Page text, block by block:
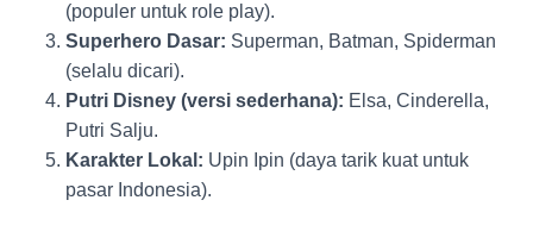
(populer untuk role play).
Superhero Dasar: Superman, Batman, Spiderman
(selalu dicari).
Putri Disney (versi sederhana): Elsa, Cinderella,
Putri Salju.
Karakter Lokal: Upin Ipin (daya tarik kuat untuk
pasar Indonesia).